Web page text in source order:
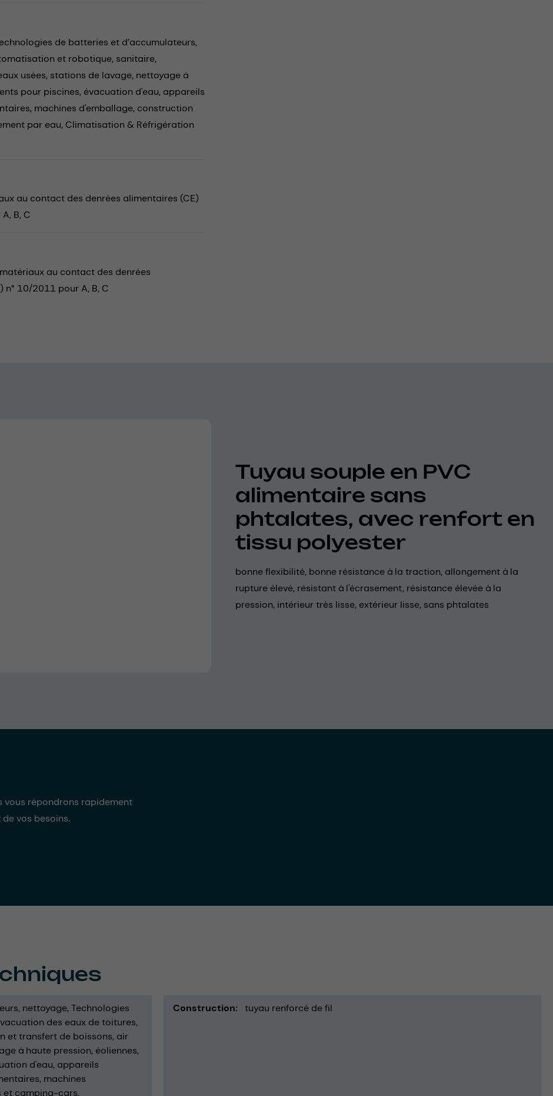
de batteries et d’accumulateurs,
et robotique, sanitaire,
usées, stations de lavage, nettoyage à
pour piscines, évacuation d'eau, appareils
machines d'emballage, construction
par eau, Climatisation & Réfrigération
au contact des denrées alimentaires (CE)
B, C
au contact des denrées
10/2011 pour A, B, C
Tuyau souple en PVC
alimentaire sans
phtalates, avec renfort en
tissu polyester
bonne flexibilité, bonne résistance à la traction, allongement à la
rupture élevé, résistant à l'écrasement, résistance élevée à la
pression, intérieur très lisse, extérieur lisse, sans phtalates
vous répondrons rapidement
vos besoins.
nettoyage Technologies
des eaux de toitures
et transfert de boissons air
à haute pression éoliennes
d'eau appareils
machines
et camping-cars
Construction tuyau renforcé de fil